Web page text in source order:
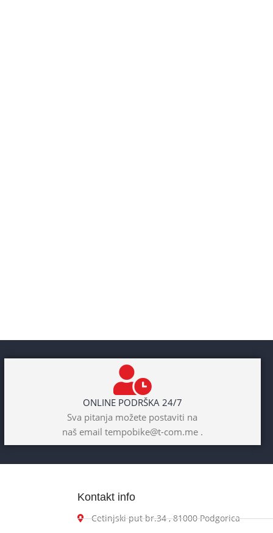
ONLINE PODRŠKA 24/7
Sva pitanja možete postaviti na
naš email tempobike@t-com.me .
Kontakt info
Cetinjski put br.34 , 81000 Podgorica